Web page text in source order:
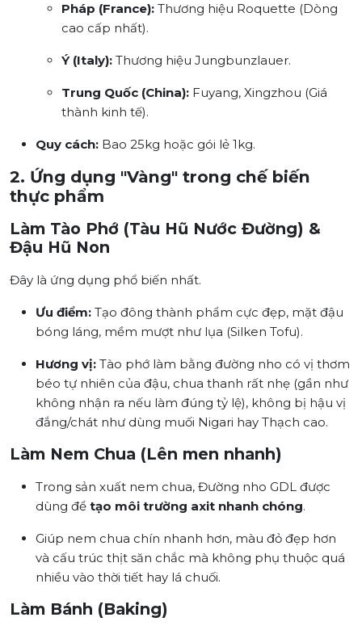
Pháp (France): Thương hiệu Roquette (Dòng
cao cấp nhất).
Ý (Italy): Thương hiệu Jungbunzlauer.
Trung Quốc (China): Fuyang, Xingzhou (Giá
thành kinh tế).
Quy cách: Bao 25kg hoặc gói lẻ 1kg.
2. Ứng dụng "Vàng" trong chế biến
thực phẩm
Làm Tào Phớ (Tàu Hũ Nước Đường) &
Đậu Hũ Non
Đây là ứng dụng phổ biến nhất.
Ưu điểm: Tạo đông thành phẩm cực đẹp, mặt đậu
bóng láng, mềm mượt như lụa (Silken Tofu).
Hương vị: Tào phớ làm bằng đường nho có vị thơm
béo tự nhiên của đậu, chua thanh rất nhẹ (gần như
không nhận ra nếu làm đúng tỷ lệ), không bị hậu vị
đắng/chát như dùng muối Nigari hay Thạch cao.
Làm Nem Chua (Lên men nhanh)
Trong sản xuất nem chua, Đường nho GDL được
dùng để tạo môi trường axit nhanh chóng.
Giúp nem chua chín nhanh hơn, màu đỏ đẹp hơn
và cấu trúc thịt săn chắc mà không phụ thuộc quá
nhiều vào thời tiết hay lá chuối.
Làm Bánh (Baking)